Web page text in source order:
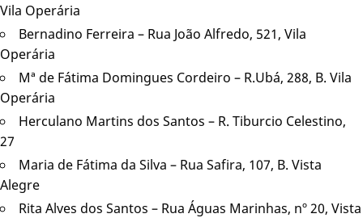
Vila Operária
Bernadino Ferreira – Rua João Alfredo, 521, Vila
Operária
Mª de Fátima Domingues Cordeiro – R.Ubá, 288, B. Vila
Operária
Herculano Martins dos Santos – R. Tiburcio Celestino,
27
Maria de Fátima da Silva – Rua Safira, 107, B. Vista
Alegre
Rita Alves dos Santos – Rua Águas Marinhas, nº 20, Vista